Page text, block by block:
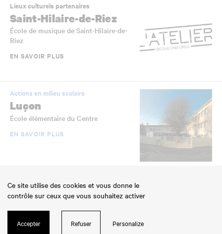
Lieux culturels partenaires
Saint-Hilaire-de-Riez
École de musique de Saint-Hilaire-de-
Riez
EN SAVOIR PLUS
Actions en milieu scolaire
Luçon
École élémentaire du Centre
EN SAVOIR PLUS
Établissements scolaires jumelés
La Roche-sur-Yon
EN SAVOIR PLUS
Ce site utilise des cookies et vous donne le
contrôle sur ceux que vous souhaitez activer
Accepter Refuser Personalize